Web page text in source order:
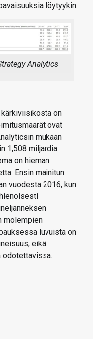
löytyykin.
Analytics
kärkiviisikosta on
ovat
mukaan
1,508 miljardia
on hieman
Ensin mainitun
vuodesta 2016, kun
molempien
luvuista on
eikä
odotettavissa.